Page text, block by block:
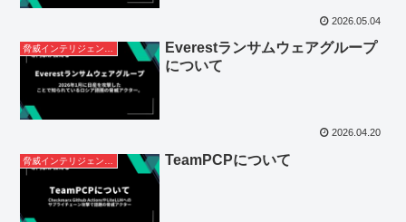
2026.05.04
Everestランサムウェアグループ
について
2026.04.20
TeamPCPについて